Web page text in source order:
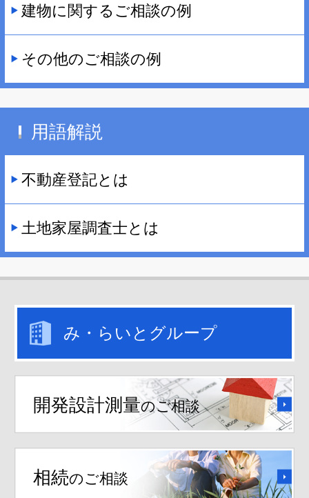
建物に関するご相談の例
その他のご相談の例
用語解説
不動産登記とは
土地家屋調査士とは
み・らいとグループ
開発設計測量のご相談
相続のご相談